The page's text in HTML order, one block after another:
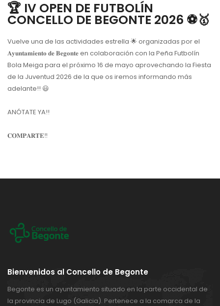
🏆 IV OPEN DE FUTBOLÍN
CONCELLO DE BEGONTE 2026 ⚽️🥇
Vuelve una de las actividades estrella 🌟 organizadas por el
𝐀𝐲𝐮𝐧𝐭𝐚𝐦𝐢𝐞𝐧𝐭𝐨 𝐝𝐞 𝐁𝐞𝐠𝐨𝐧𝐭𝐞 en colaboración con la Peña Futbolín
Bola Meiga para el próximo 16 de mayo aprovechando la Fiesta
de la Juventud 2026 de la que os iremos informando más
adelante!! 😃
ANÓTATE YA!!
𝐂𝐎𝐌𝐏𝐀𝐑𝐓𝐄‼️
Bienvenidos al Concello de Begonte
Begonte es un ayuntamiento situado en la parte occidental de
la provincia de Lugo (Galicia). Pertenece a la comarca de la